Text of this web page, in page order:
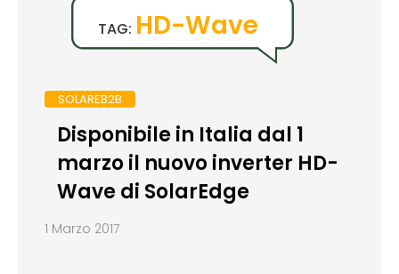
TAG: HD-Wave
SOLAREB2B
Disponibile in Italia dal 1
marzo il nuovo inverter HD-
Wave di SolarEdge
1 Marzo 2017